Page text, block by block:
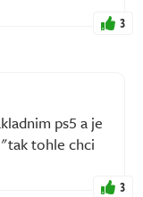
3
ps5 a je
tohle chci
3